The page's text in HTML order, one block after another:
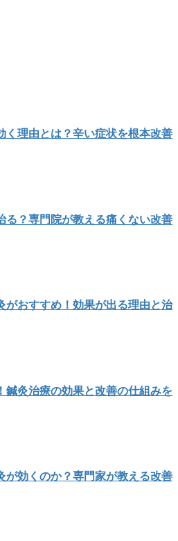
く理由とは？辛い症状を根本改善
る？専門院が教える痛くない改善
がおすすめ！効果が出る理由と治
鍼灸治療の効果と改善の仕組みを
が効くのか？専門家が教える改善